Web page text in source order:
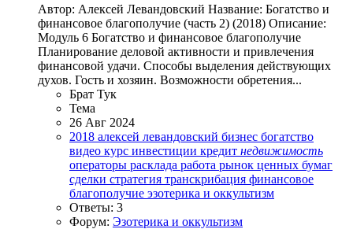
Автор: Алексей Левандовский Название: Богатство и
финансовое благополучие (часть 2) (2018) Описание:
Модуль 6 Богатство и финансовое благополучие
Планирование деловой активности и привлечения
финансовой удачи. Способы выделения действующих
духов. Гость и хозяин. Возможности обретения...
Брат Тук
Тема
26 Авг 2024
2018 алексей левандовский бизнес богатство
видео курс инвестиции кредит недвижимость
операторы расклада работа рынок ценных бумаг
сделки стратегия транскрибация финансовое
благополучие эзотерика и оккультизм
Ответы: 3
Форум: Эзотерика и оккультизм